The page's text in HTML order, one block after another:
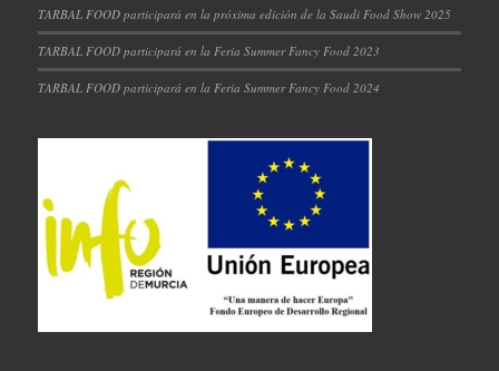
TARBAL FOOD participará en la próxima edición de la Saudi Food Show 2025
TARBAL FOOD participará en la Feria Summer Fancy Food 2023
TARBAL FOOD participará en la Feria Summer Fancy Food 2024